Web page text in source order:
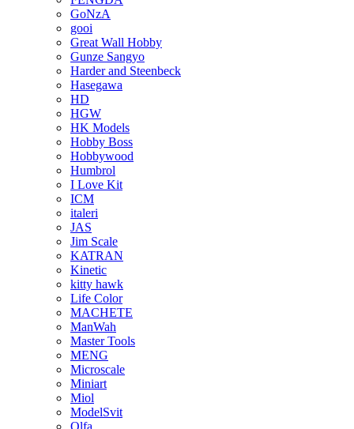
GoNzA
gooi
Great Wall Hobby
Gunze Sangyo
Harder and Steenbeck
Hasegawa
HD
HGW
HK Models
Hobby Boss
Hobbywood
Humbrol
I Love Kit
ICM
italeri
JAS
Jim Scale
KATRAN
Kinetic
kitty hawk
Life Color
MACHETE
ManWah
Master Tools
MENG
Microscale
Miniart
Miol
ModelSvit
Olfa